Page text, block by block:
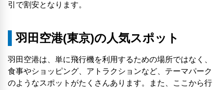
引で割安となります。
羽田空港(東京)の人気スポット
羽田空港は、単に飛行機を利用するための場所ではなく、
食事やショッピング、アトラクションなど、テーマパーク
のようなスポットがたくさんあります。また、ここから行